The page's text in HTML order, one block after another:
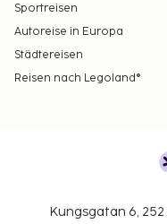
Sportreisen
Autoreise in Europa
Städtereisen
Reisen nach Legoland®
Kungsgatan 6, 252